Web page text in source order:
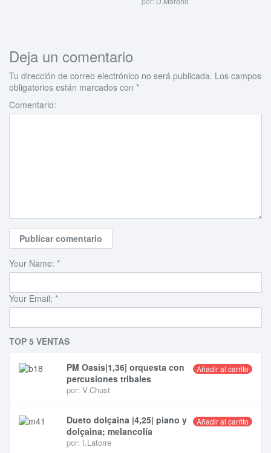
Deja un comentario
Tu dirección de correo electrónico no será publicada. Los campos
obligatorios están marcados con *
Comentario:
Your Name: *
Your Email: *
TOP 5 VENTAS
Añadir al carrito
PM Oasis|1,36| orquesta con
percusiones tribales
por: V.Chust
Añadir al carrito
Dueto dolçaina |4,25| piano y
dolçaina; melancolía
por: I.Latorre